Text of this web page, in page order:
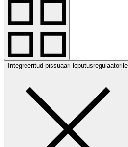
Integreeritud pissuaari loputusregulaatorile